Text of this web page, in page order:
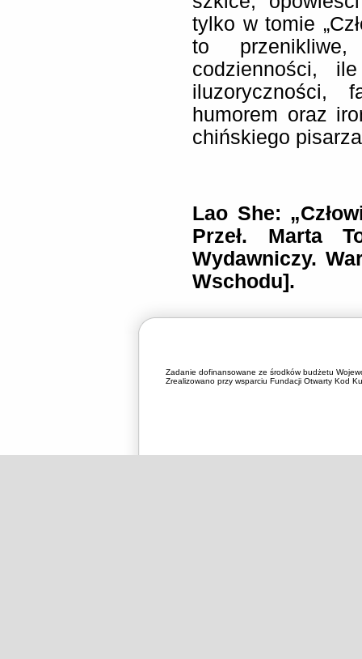
tylko w tomie
to
codzienności,
iluzoryczności,
humorem oraz
chińskiego
Lao She:
Przeł. Marta
Wydawniczy.
Wschodu].
Zadanie dofinansowane ze środków budżetu
Zrealizowano przy wsparciu Fundacji Otwarty Kod